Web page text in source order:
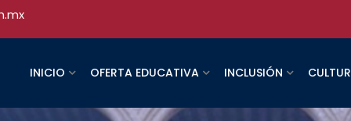
INICIO OFERTA EDUCATIVA INCLUSIÓN